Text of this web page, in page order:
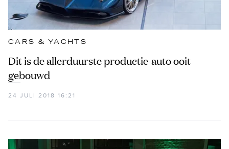
CARS & YACHTS
Dit is de allerduurste productie-auto ooit
gebouwd
24 JULI 2018 16:21